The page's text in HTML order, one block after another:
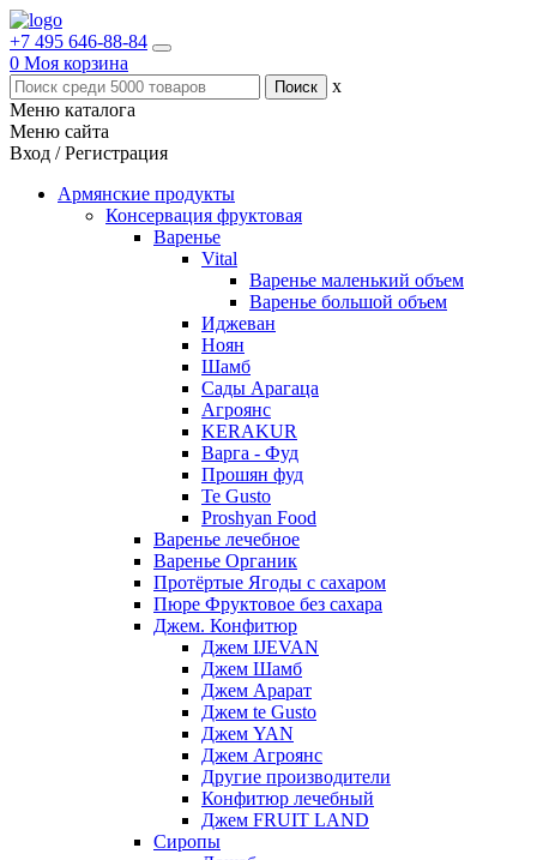
+7 495 646-88-84
0 Моя корзина
x
Меню каталога
Меню сайта
Вход / Регистрация
Армянские продукты
Консервация фруктовая
Варенье
Vital
Варенье маленький объем
Варенье большой объем
Иджеван
Ноян
Шамб
Сады Арагаца
Агроянс
KERAKUR
Варга - Фуд
Прошян фуд
Te Gusto
Proshyan Food
Варенье лечебное
Варенье Органик
Протёртые Ягоды с сахаром
Пюре Фруктовое без сахара
Джем. Конфитюр
Джем IJEVAN
Джем Шамб
Джем Арарат
Джем te Gusto
Джем YAN
Джем Агроянс
Другие производители
Конфитюр лечебный
Джем FRUIT LAND
Сиропы